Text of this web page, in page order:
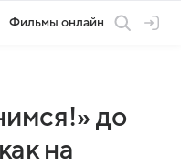
Фильмы онлайн
до
на